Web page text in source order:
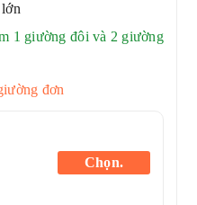
1 giường đôi và 2 giường
đơn
Chọn.